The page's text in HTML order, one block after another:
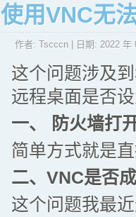
使用VNC无
作者: Tscccn | 日期: 2022 年
这个问题涉及
远程桌面是否
一、 防火墙打
简单方式就是
二、VNC是否
这个问题我最